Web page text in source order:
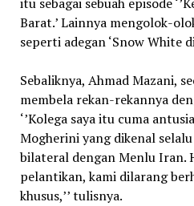
itu sebagai sebuah episode
Barat.’ Lainnya mengolok-
seperti adegan ‘Snow White
Sebaliknya, Ahmad Mazani,
membela rekan-rekannya
‘’Kolega saya itu cuma
Mogherini yang dikenal
bilateral dengan Menlu Iran.
pelantikan, kami dilarang
khusus,’’ tulisnya.